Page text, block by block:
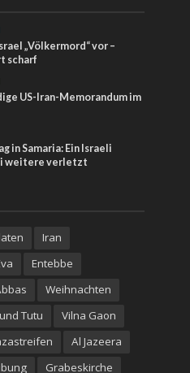
„Völkermord“ vor –
scharf
US-Iran-Memorandum im
in Samaria: Ein Israeli
weitere verletzt
Iran
Entebbe
Weihnachten
Tutu
Vilna Gaon
Al Jazeera
Grabeskirche